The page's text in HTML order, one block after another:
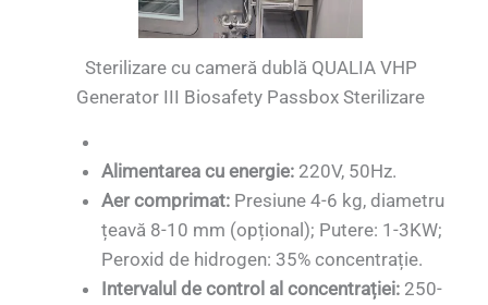
Sterilizare cu cameră dublă QUALIA VHP
Generator III Biosafety Passbox Sterilizare
Alimentarea cu energie: 220V, 50Hz.
Aer comprimat: Presiune 4-6 kg, diametru
țeavă 8-10 mm (opțional); Putere: 1-3KW;
Peroxid de hidrogen: 35% concentrație.
Intervalul de control al concentrației: 250-